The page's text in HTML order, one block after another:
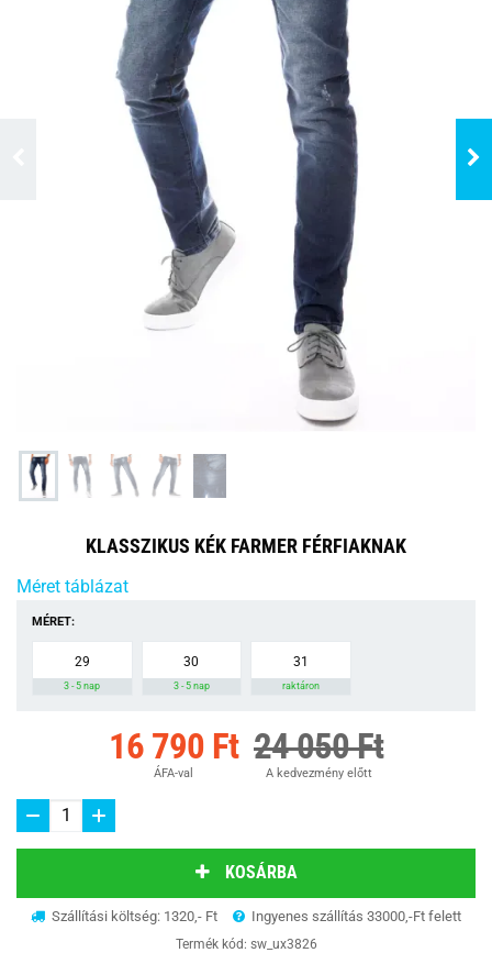
KLASSZIKUS KÉK FARMER FÉRFIAKNAK
Méret táblázat
MÉRET:
29
3 - 5 nap
30
3 - 5 nap
31
raktáron
16 790 Ft
ÁFA-val
24 050 Ft
A kedvezmény előtt
KOSÁRBA
Szállítási költség: 1320,- Ft Ingyenes szállítás 33000,-Ft felett
Termék kód: sw_ux3826